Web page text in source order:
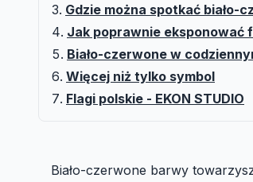
Gdzie można spotkać biało-
Jak poprawnie eksponować
Biało-czerwone w
Więcej niż tylko symbol
Flagi polskie - EKON STUDIO
Biało-czerwone barwy